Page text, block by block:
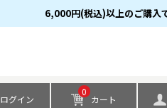
6,000円(税込)以上のご購入
ログイン
0
カート